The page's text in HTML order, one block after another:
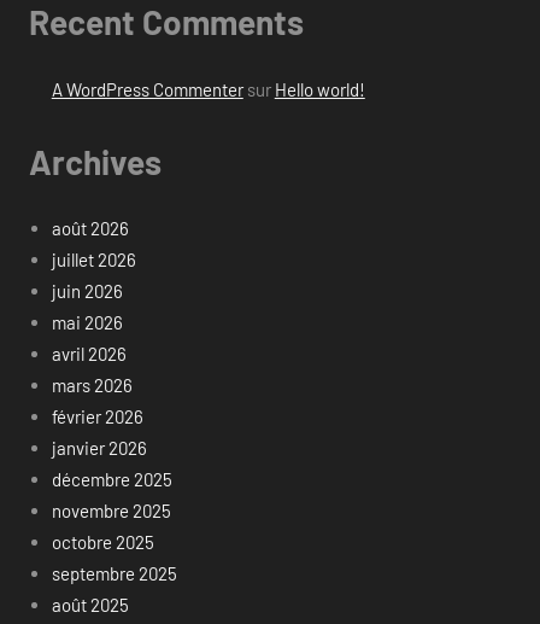
Recent Comments
A WordPress Commentersur Hello world!
Archives
août 2026
juillet 2026
juin 2026
mai 2026
avril 2026
mars 2026
février 2026
janvier 2026
décembre 2025
novembre 2025
octobre 2025
septembre 2025
août 2025